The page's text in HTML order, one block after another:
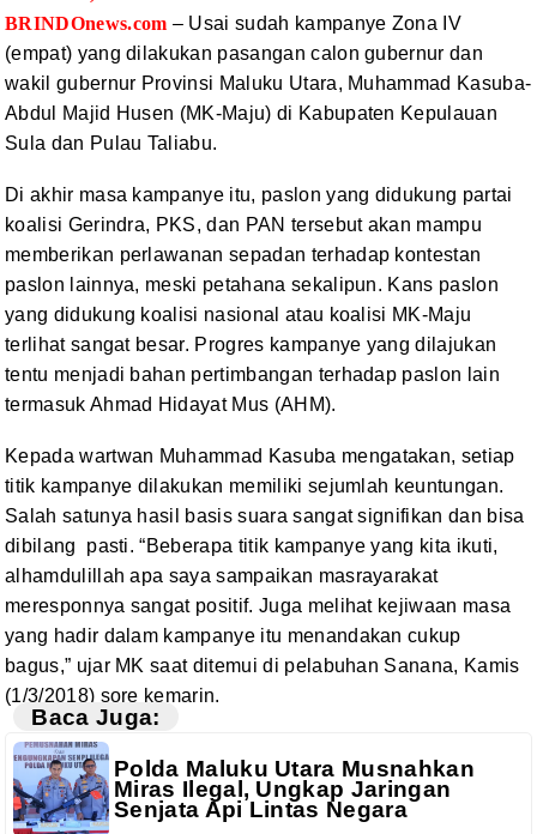
BRINDOnews.com – Usai sudah kampanye Zona IV
(empat) yang dilakukan pasangan calon gubernur dan
wakil gubernur Provinsi Maluku Utara, Muhammad Kasuba-
Abdul Majid Husen (MK-Maju) di Kabupaten Kepulauan
Sula dan Pulau Taliabu.
Di akhir masa kampanye itu, paslon yang didukung partai
koalisi Gerindra, PKS, dan PAN tersebut akan mampu
memberikan perlawanan sepadan terhadap kontestan
paslon lainnya, meski petahana sekalipun. Kans paslon
yang didukung koalisi nasional atau koalisi MK-Maju
terlihat sangat besar. Progres kampanye yang dilajukan
tentu menjadi bahan pertimbangan terhadap paslon lain
termasuk Ahmad Hidayat Mus (AHM).
Kepada wartwan Muhammad Kasuba mengatakan, setiap
titik kampanye dilakukan memiliki sejumlah keuntungan.
Salah satunya hasil basis suara sangat signifikan dan bisa
dibilang
pasti. “Beberapa titik kampanye yang kita ikuti,
alhamdulillah apa saya sampaikan masrayarakat
meresponnya sangat positif. Juga melihat kejiwaan masa
yang hadir dalam kampanye itu menandakan cukup
bagus,” ujar MK saat ditemui di pelabuhan Sanana, Kamis
(1/3/2018) sore kemarin.
Baca Juga:
Polda Maluku Utara Musnahkan
Miras Ilegal, Ungkap Jaringan
Senjata Api Lintas Negara